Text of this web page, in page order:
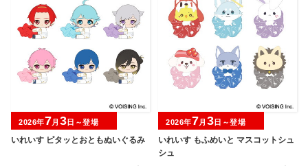
いれいす ピタッとおともぬいぐるみ
2026年7月 3日～登場
いれいす もふめいと マスコットシュ
シュ
2026年7月 3日～登場